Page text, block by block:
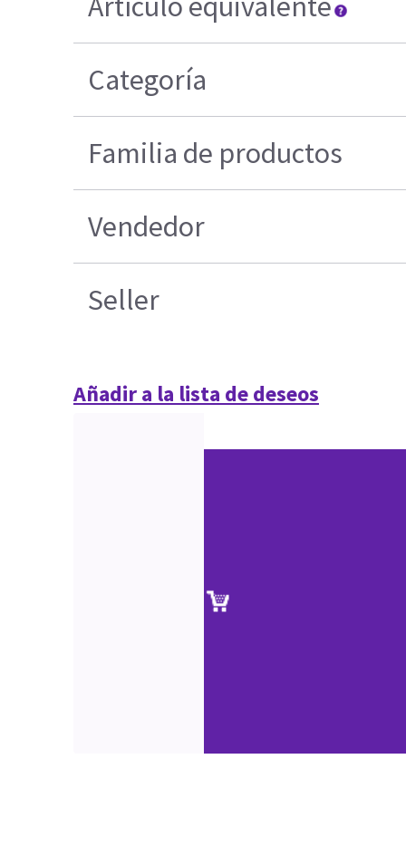
Categoría
Familia de productos
Vendedor
Seller
Añadir a la lista de deseos